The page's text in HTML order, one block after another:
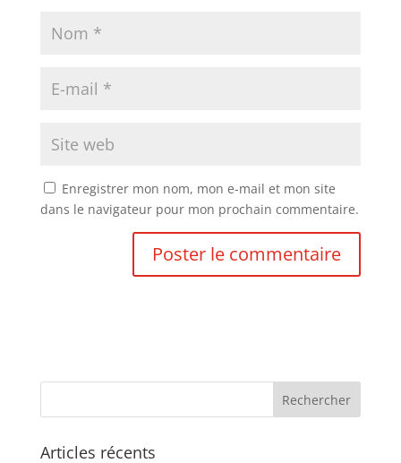
Enregistrer mon nom, mon e-mail et mon site
dans le navigateur pour mon prochain commentaire.
Articles récents